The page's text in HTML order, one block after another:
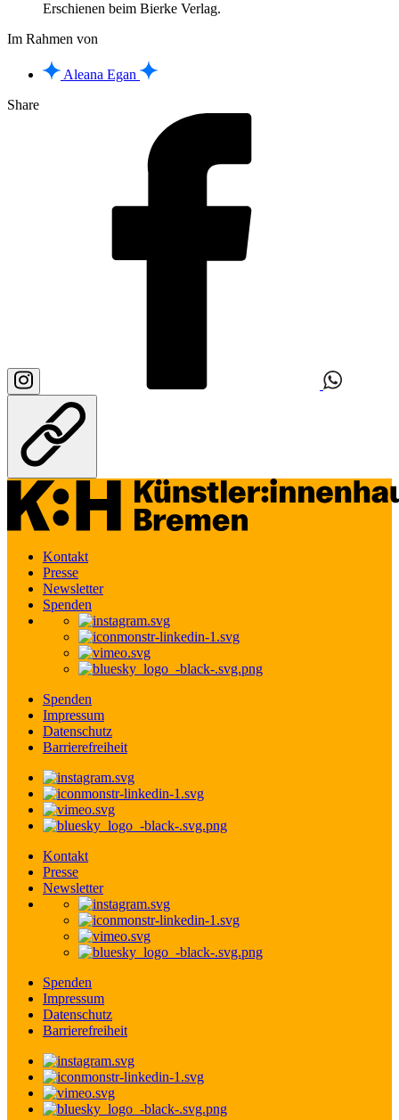
Erschienen beim Bierke Verlag.
Im Rahmen von
Aleana Egan
Share
Kontakt
Presse
Newsletter
Spenden
Spenden
Impressum
Datenschutz
Barrierefreiheit
Kontakt
Presse
Newsletter
Spenden
Impressum
Datenschutz
Barrierefreiheit